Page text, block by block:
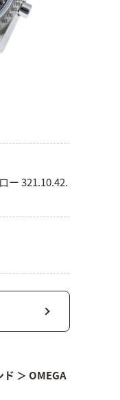
ー 321.10.42.
ド ＞OMEGA